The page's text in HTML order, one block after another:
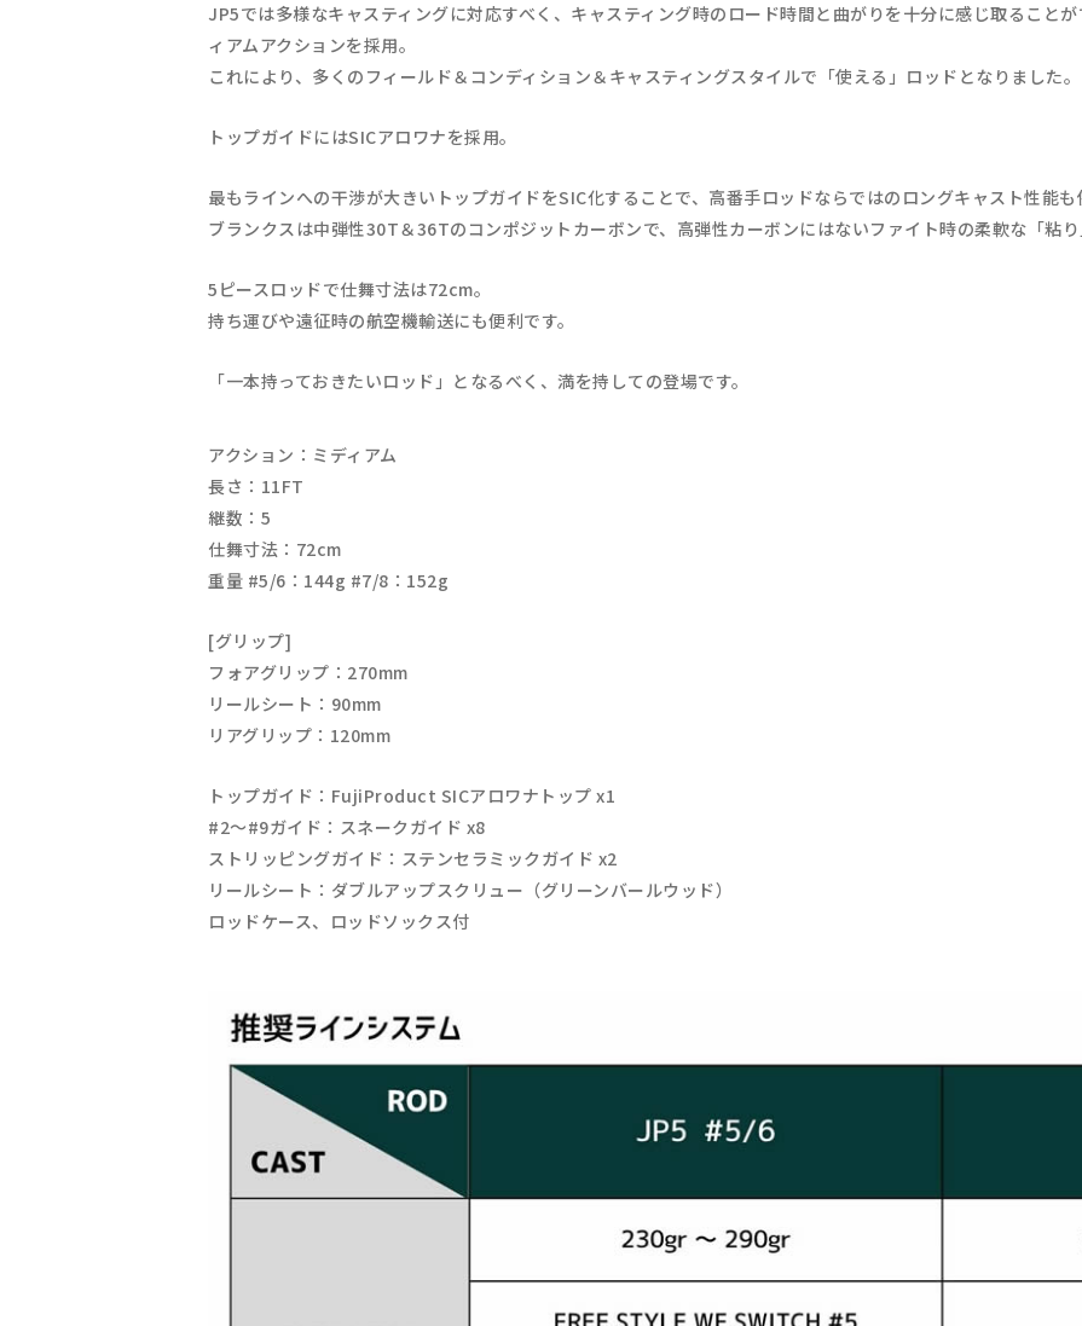
JP5では多様なキャスティングに対応すべく、キャスティング時のロード時間と曲がりを十分に感じ取ること
ィアムアクションを採用。
これにより、多くのフィールド＆コンディション＆キャスティングスタイルで「使える」ロッドとなりました。
トップガイドにはSICアロワナを採用。
最もラインへの干渉が大きいトップガイドをSIC化することで、高番手ロッドならではのロングキャスト性能も
ブランクスは中弾性30T＆36Tのコンポジットカーボンで、高弾性カーボンにはないファイト時の柔軟な「粘り
5ピースロッドで仕舞寸法は72cm。
持ち運びや遠征時の航空機輸送にも便利です。
「一本持っておきたいロッド」となるべく、満を持しての登場です。
アクション：ミディアム
長さ：11FT
継数：5
仕舞寸法：72cm
重量 #5/6：144g #7/8：152g
[グリップ]
フォアグリップ：270mm
リールシート：90mm
リアグリップ：120mm
トップガイド：FujiProduct SICアロワナトップ x1
#2～#9ガイド：スネークガイド x8
ストリッピングガイド：ステンセラミックガイド x2
リールシート：ダブルアップスクリュー（グリーンバールウッド）
ロッドケース、ロッドソックス付